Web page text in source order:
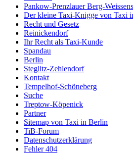
Pankow-Prenzlauer Berg-
Der kleine Taxi-Knigge von Taxi
Recht und Gesetz
Reinickendorf
Ihr Recht als Taxi-Kunde
Spandau
Berlin
Steglitz-Zehlendorf
Kontakt
Tempelhof-Schöneberg
Suche
Treptow-Köpenick
Partner
Sitemap von Taxi in Berlin
TiB-Forum
Datenschutzerklärung
Fehler 404